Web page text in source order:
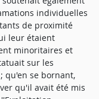
individuelles
de proximité
leur étaient
minoritaires et
sur les
qu'en se bornant,
qu'il avait été mis